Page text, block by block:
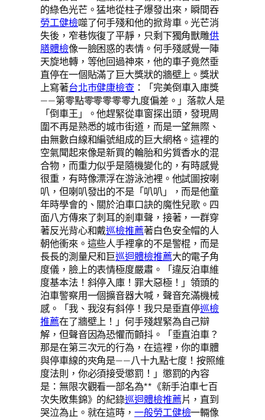
的綠色光芒。猛地從柱子爆發出來，瞬間吞
勞工健檢噬了何手殘和他的掀背車。光芒消
失後，窄巷恢復了平靜，只剩下獨角獸雕供
膳體檢像一臉困惑的表情。何手殘感覺一陣
天旋地轉，等他回過神來，他的車子竟然垂
直停在一個貼滿了巨大獎狀的牆壁上。獎狀
上寫著台北巿健康檢查 ：「完美倒車入庫獎
——第零點零零零零零九度偏差。」落款人是
「倒車王」。他趕緊從車窗探出頭，發現周
圍不再是熟悉的城市街道，而是一望無際、
由無數白線和編號組成的巨大網格。這裡的
空氣聞起來像是新買的輪胎和劣質香水的混
合物，而重力似乎是隨機變化的，有時感覺
很重，有時像漂浮在游泳池裡。他試圖按喇
叭，但喇叭發出的不是「叭叭」，而是他童
年時學會的、關於泊車口訣的魔性兒歌。四
面八方傳來了刺耳的剎車聲，接著，一群穿
著反光背心和戴巡檢推薦著白色安全帽的人
朝他衝來。這些人手裡拿的不是警棍，而是
長長的測量尺和巨巡迴體檢推薦大的電子角
度儀，臉上的表情極度嚴肅。「違反泊車維
度基本法！斜停入庫！罪大惡極！」領頭的
泊車警察用一個擴音器大喊，聲音充滿機械
感。「我、我沒有斜停！我只是垂直停巡檢
推薦在了牆壁上！」何手殘趕緊為自己辯
解，但聲音因為恐懼而顫抖。「垂直泊車？
那是在第三次元的行為，在這裡，你的車體
與停車線的夾角是——八十九點七度！按照維
度法則，你必須接受懲罰！」懲罰的內容
是：無限次觀看一部名為**《新手泊車七百
次失敗集錦》的紀錄巡迴體檢推薦片，直到
哭泣為止。就在這時， 一般勞工健檢一輛像